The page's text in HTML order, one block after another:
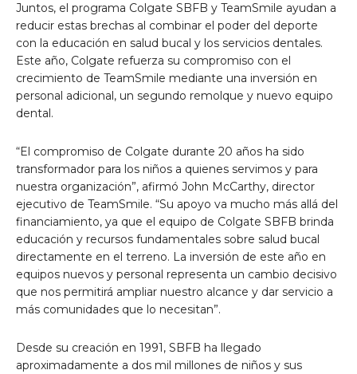
Juntos, el programa Colgate SBFB y TeamSmile ayudan a
reducir estas brechas al combinar el poder del deporte
con la educación en salud bucal y los servicios dentales.
Este año, Colgate refuerza su compromiso con el
crecimiento de TeamSmile mediante una inversión en
personal adicional, un segundo remolque y nuevo equipo
dental.
“El compromiso de Colgate durante 20 años ha sido
transformador para los niños a quienes servimos y para
nuestra organización”, afirmó John McCarthy, director
ejecutivo de TeamSmile. “Su apoyo va mucho más allá del
financiamiento, ya que el equipo de Colgate SBFB brinda
educación y recursos fundamentales sobre salud bucal
directamente en el terreno. La inversión de este año en
equipos nuevos y personal representa un cambio decisivo
que nos permitirá ampliar nuestro alcance y dar servicio a
más comunidades que lo necesitan”.
Desde su creación en 1991, SBFB ha llegado
aproximadamente a dos mil millones de niños y sus